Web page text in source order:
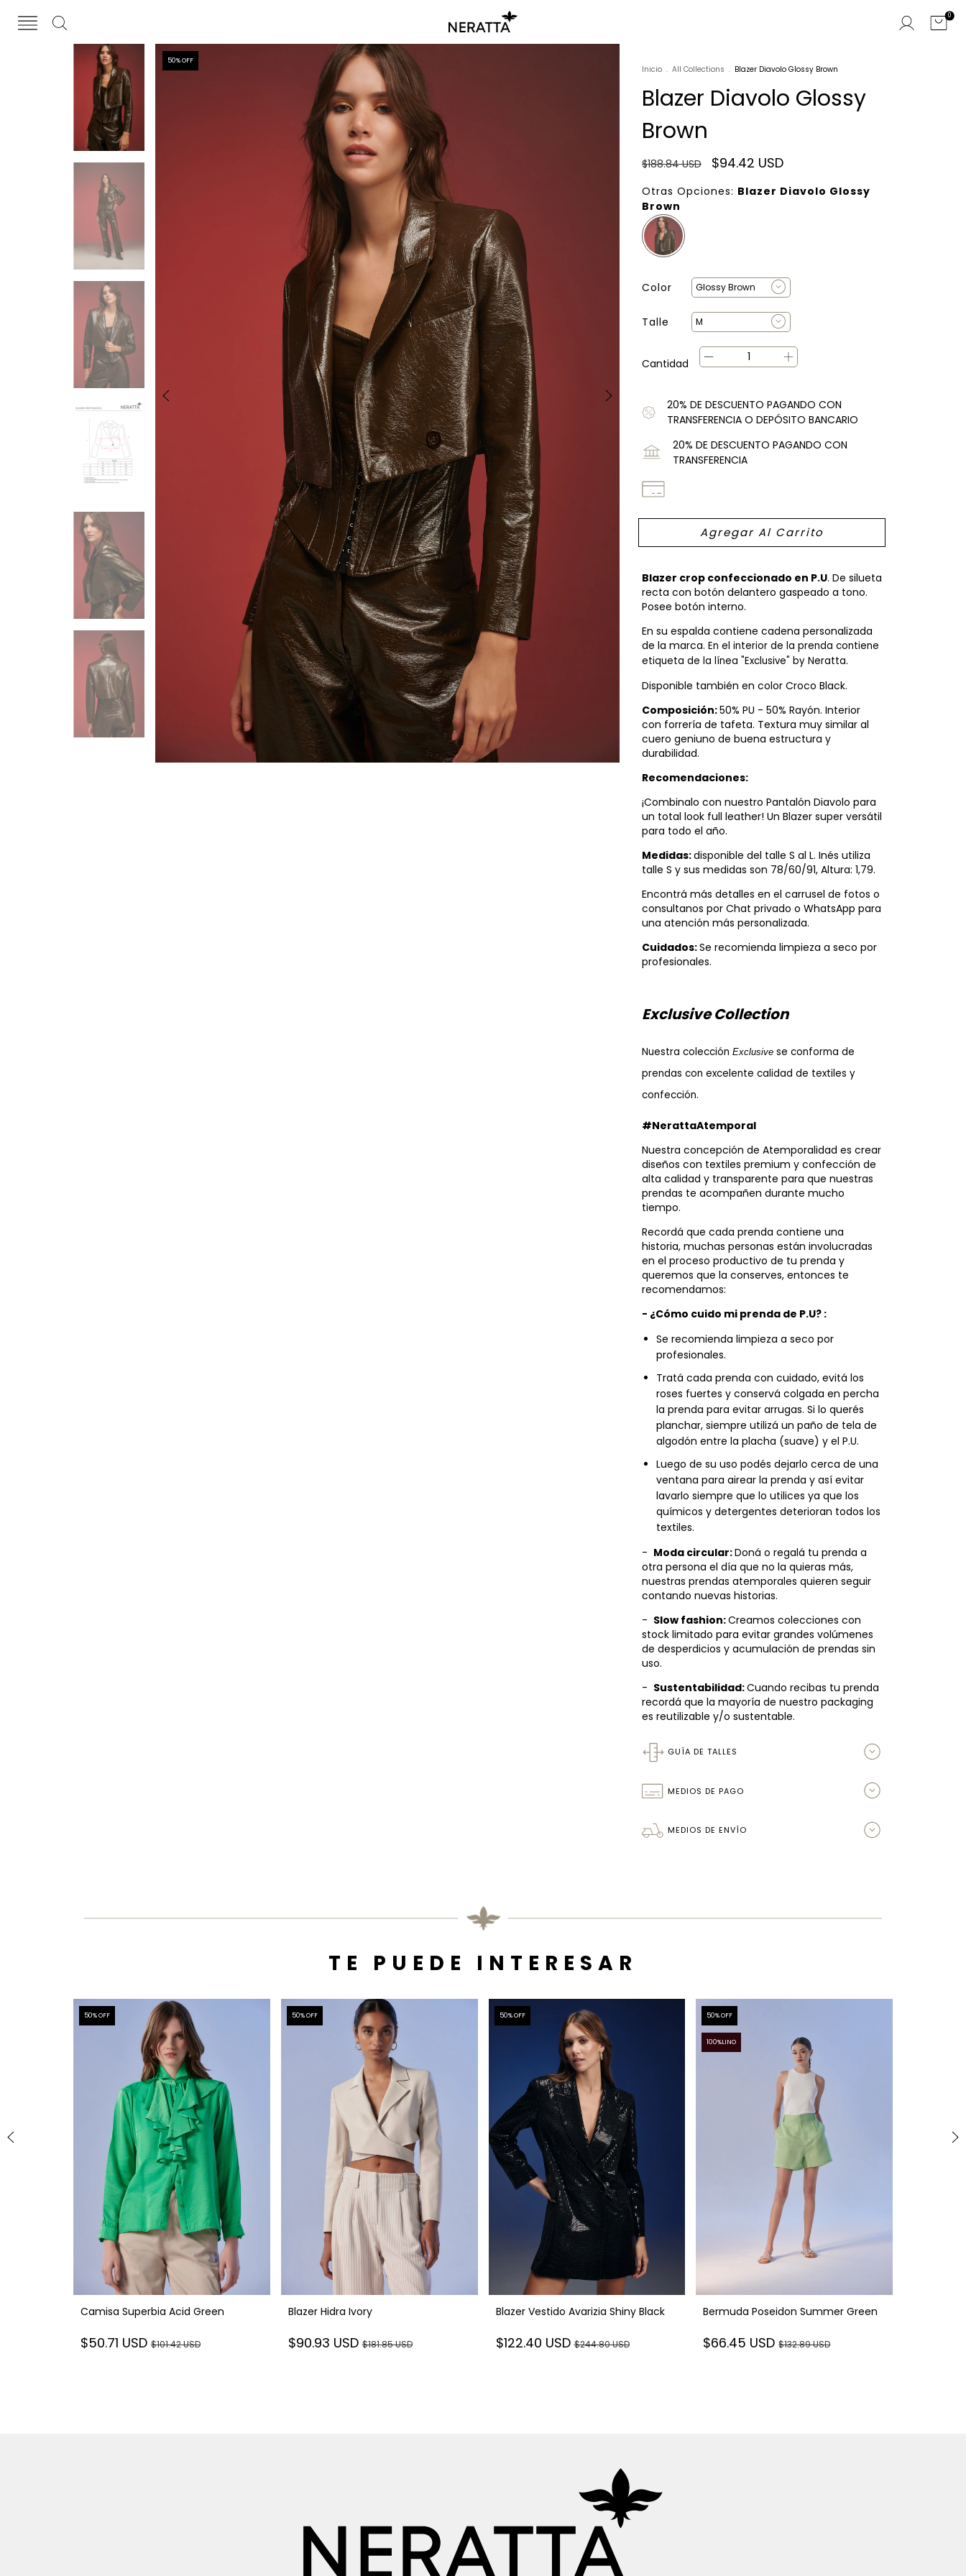
0
50% OFF
Inicio . All Collections . Blazer Diavolo Glossy Brown
Blazer Diavolo Glossy
Brown
$188.84 USD $94.42 USD
Otras Opciones: Blazer Diavolo Glossy
Brown
Color
Talle
Cantidad
20% DE DESCUENTO PAGANDO CON
TRANSFERENCIA O DEPÓSITO BANCARIO
20% DE DESCUENTO PAGANDO CON
TRANSFERENCIA
Blazer crop confeccionado en P.U. De silueta
recta con botón delantero gaspeado a tono.
Posee botón interno.
En su espalda contiene cadena personalizada
de la marca. En el interior de la prenda contiene
etiqueta de la línea "Exclusive" by Neratta.
Disponible también en color Croco Black.
Composición:50% PU - 50% Rayón. Interior
con forrería de tafeta. Textura muy similar al
cuero geniuno de buena estructura y
durabilidad.
Recomendaciones:
¡Combinalo con nuestro Pantalón Diavolo para
un total look full leather! Un Blazer super versátil
para todo el año.
Medidas:disponible del talle S al L. Inés utiliza
talle S y sus medidas son 78/60/91, Altura: 1,79.
Encontrá más detalles en el carrusel de fotos o
consultanos por Chat privado o WhatsApp para
una atención más personalizada.
Cuidados:Se recomienda limpieza a seco por
profesionales.
Exclusive Collection
Nuestra colección Exclusive se conforma de
prendas con excelente calidad de textiles y
confección.
#NerattaAtemporal
Nuestra concepción de Atemporalidad es crear
diseños con textiles premium y confección de
alta calidad y transparente para que nuestras
prendas te acompañen durante mucho
tiempo.
Recordá que cada prenda contiene una
historia, muchas personas están involucradas
en el proceso productivo de tu prenda y
queremos que la conserves, entonces te
recomendamos:
- ¿Cómo cuido mi prenda de P.U? :
Se recomienda limpieza a seco por
profesionales.
Tratá cada prenda con cuidado, evitá los
roses fuertes y conservá colgada en percha
la prenda para evitar arrugas. Si lo querés
planchar, siempre utilizá un paño de tela de
algodón entre la placha (suave) y el P.U.
Luego de su uso podés dejarlo cerca de una
ventana para airear la prenda y así evitar
lavarlo siempre que lo utilices ya que los
químicos y detergentes deterioran todos los
textiles.
- Moda circular:Doná o regalá tu prenda a
otra persona el día que no la quieras más,
nuestras prendas atemporales quieren seguir
contando nuevas historias.
- Slow fashion:Creamos colecciones con
stock limitado para evitar grandes volúmenes
de desperdicios y acumulación de prendas sin
uso.
- Sustentabilidad:Cuando recibas tu prenda
recordá que la mayoría de nuestro packaging
es reutilizable y/o sustentable.
GUÍA DE TALLES
MEDIOS DE PAGO
MEDIOS DE ENVÍO
TE PUEDE INTERESAR
50% OFF
Camisa Superbia Acid Green
$50.71 USD $101.42 USD
50% OFF
Blazer Hidra Ivory
$90.93 USD$181.85 USD
50% OFF
Blazer Vestido Avarizia Shiny Black
$122.40 USD$244.80 USD
50% OFF
100%LINO
Bermuda Poseidon Summer Green
$66.45 USD$132.89 USD